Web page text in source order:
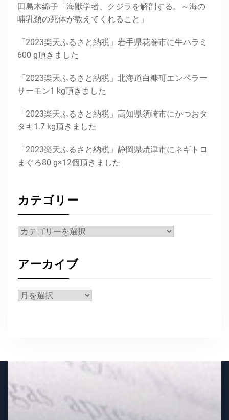
田島木綿子「海獣学者、クジラを解剖する。～海の
哺乳類の死体が教えてくれること」
「2023楽天ふるさと納税」岩手県花巻市に牛ハラミ
600 g頂きました
「2023楽天ふるさと納税」北海道白糠町エンペラー
サーモン1 kg頂きました
「2023楽天ふるさと納税」高知県須崎市にかつおタ
タキ1.7 kg頂きました
「2023楽天ふるさと納税」静岡県焼津市にネギトロ
まぐろ80 g×12個頂きました
カテゴリー
カ
リ
ー
アーカイブ
ア